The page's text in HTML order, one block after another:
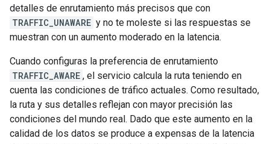
detalles de enrutamiento más precisos que con
TRAFFIC_UNAWARE y no te moleste si las respuestas se
muestran con un aumento moderado en la latencia.
Cuando configuras la preferencia de enrutamiento
TRAFFIC_AWARE , el servicio calcula la ruta teniendo en
cuenta las condiciones de tráfico actuales. Como resultado,
la ruta y sus detalles reflejan con mayor precisión las
condiciones del mundo real. Dado que este aumento en la
calidad de los datos se produce a expensas de la latencia